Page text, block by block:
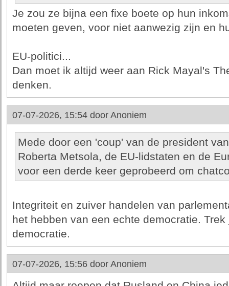
Je zou ze bijna een fixe boete op hun
moeten geven, voor niet aanwezig zijn en
EU-politici...
Dan moet ik altijd weer aan Rick Mayal's
denken.
07-07-2026, 15:54 door Anoniem
Mede door een 'coup' van de president
Roberta Metsola, de EU-lidstaten en de
voor een derde keer geprobeerd om
Integriteit en zuiver handelen van
het hebben van een echte democratie.
democratie.
07-07-2026, 15:56 door Anoniem